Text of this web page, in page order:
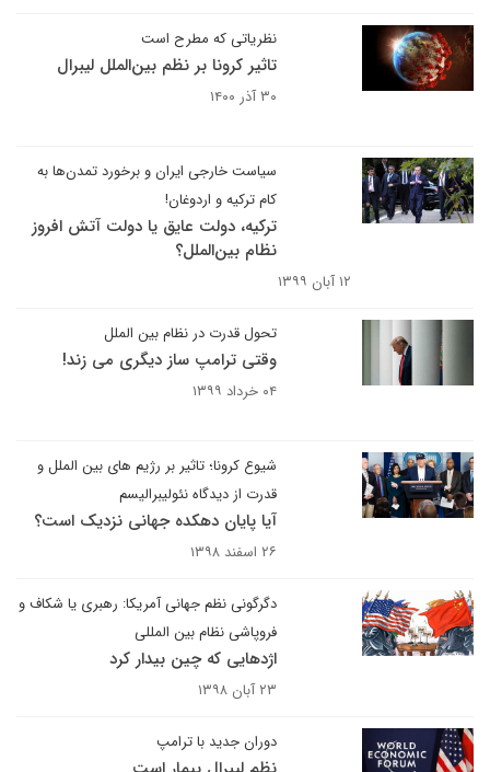
نظریاتی که مطرح است
تاثیر کرونا بر نظم بین‌الملل لیبرال
۳۰ آذر ۱۴۰۰
سیاست خارجی ایران و برخورد تمدن‌ها به
کام ترکیه و اردوغان!
ترکیه، دولت عایق یا دولت آتش افروز
نظام بین‌الملل؟
۱۲ آبان ۱۳۹۹
تحول قدرت در نظام بین الملل
وقتی ترامپ ساز دیگری می زند!
۰۴ خرداد ۱۳۹۹
شیوع کرونا؛ تاثیر بر رژیم های بین الملل و
قدرت از دیدگاه نئولیبرالیسم
آیا پایان دهکده جهانی نزدیک است؟
۲۶ اسفند ۱۳۹۸
دگرگونی نظم جهانی آمریکا: رهبری یا شکاف و
فروپاشی نظام بین المللی
اژدهایی که چین بیدار کرد
۲۳ آبان ۱۳۹۸
دوران جدید با ترامپ